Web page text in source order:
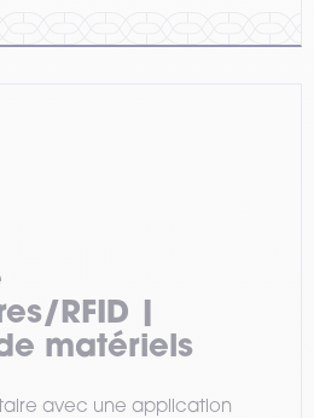
RFID |
matériels
avec une application